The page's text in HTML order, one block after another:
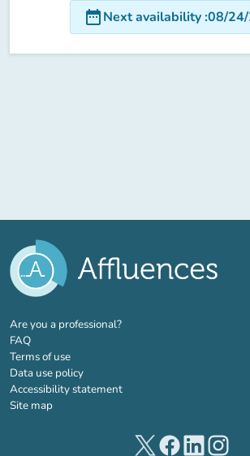
date_rangeNext availability:08/
Are you a professional?(new tab)
FAQ
Terms of use
Data use policy
Accessibility statement
Site map
(new tab)(new tab)(new tab)